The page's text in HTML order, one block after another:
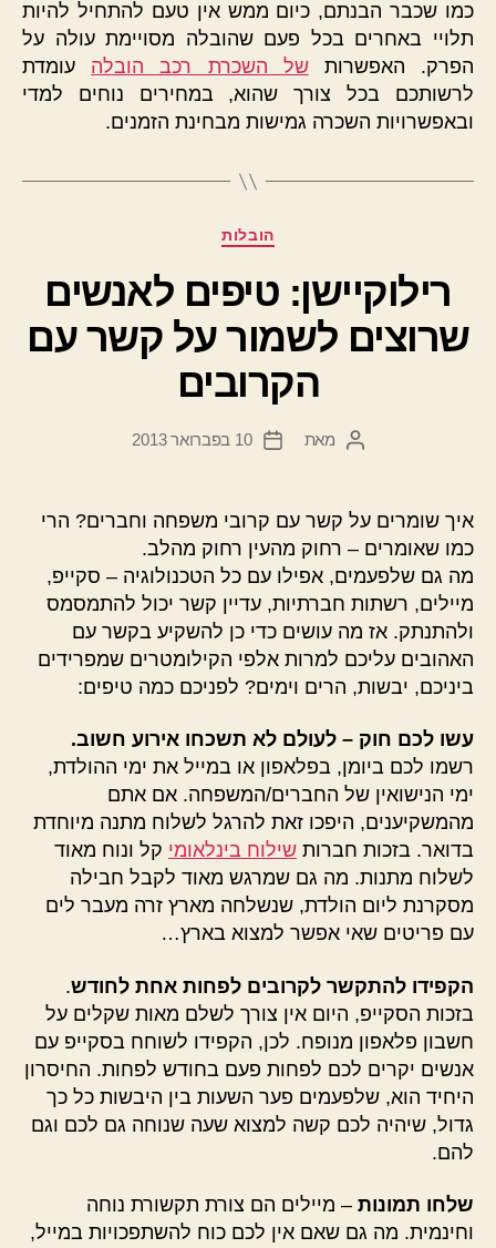
כמו שכבר הבנתם, כיום ממש אין טעם להתחיל להיות
תלויי באחרים בכל פעם שהובלה מסויימת עולה על
הפרק. האפשרותשל השכרת רכב הובלה עומדת
לרשותכם בכל צורך שהוא, במחירים נוחים למדי
ובאפשרויות השכרה גמישות מבחינת הזמנים.
קטגוריותהובלות
רילוקיישן: טיפים לאנשים
שרוצים לשמור על קשר עם
הקרובים
המחבר
מאת
תאריך
10 בפברואר 2013
איך שומרים על קשר עם קרובי משפחה וחברים? הרי
כמו שאומרים – רחוק מהעין רחוק מהלב.
מה גם שלפעמים, אפילו עם כל הטכנולוגיה – סקייפ,
מיילים, רשתות חברתיות, עדיין קשר יכול להתמסמס
ולהתנתק. אז מה עושים כדי כן להשקיע בקשר עם
האהובים עליכם למרות אלפי הקילומטרים שמפרידים
ביניכם, יבשות, הרים וימים? לפניכם כמה טיפים:
עשו לכם חוק – לעולם לא תשכחו אירוע חשוב.
רשמו לכם ביומן, בפלאפון או במייל את ימי ההולדת,
ימי הנישואין של החברים/המשפחה. אם אתם
מהמשקיענים, היפכו זאת להרגל לשלוח מתנה מיוחדת
בדואר. בזכות חברות שילוח בינלאומי קל ונוח מאוד
לשלוח מתנות. מה גם שמרגש מאוד לקבל חבילה
מסקרנת ליום הולדת, שנשלחה מארץ זרה מעבר לים
עם פריטים שאי אפשר למצוא בארץ…
הקפידו להתקשר לקרובים לפחות אחת לחודש.
בזכות הסקייפ, היום אין צורך לשלם מאות שקלים על
חשבון פלאפון מנופח. לכן, הקפידו לשוחח בסקייפ עם
אנשים יקרים לכם לפחות פעם בחודש לפחות. החיסרון
היחיד הוא, שלפעמים פער השעות בין היבשות כל כך
גדול, שיהיה לכם קשה למצוא שעה שנוחה גם לכם וגם
להם.
שלחו תמונות – מיילים הם צורת תקשורת נוחה
וחינמית. מה גם שאם אין לכם כוח להשתפכויות במייל,